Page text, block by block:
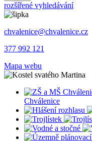
rozšířené vyhledávání
chvalenice@chvalenice.cz
377 992 121
Mapa webu
Chválenice